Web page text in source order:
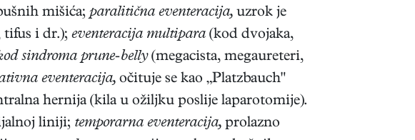
mišića;paralitična eventeracija, uzrok je
tifus i dr.); eventeracija multipara (kod dvojaka,
sindroma prune-belly(megacista, megaureteri,
eventeracija, očituje se kao „Platzbauch"
hernija (kila u ožiljku poslije laparotomije).
liniji; temporarna eventeracija, prolazno